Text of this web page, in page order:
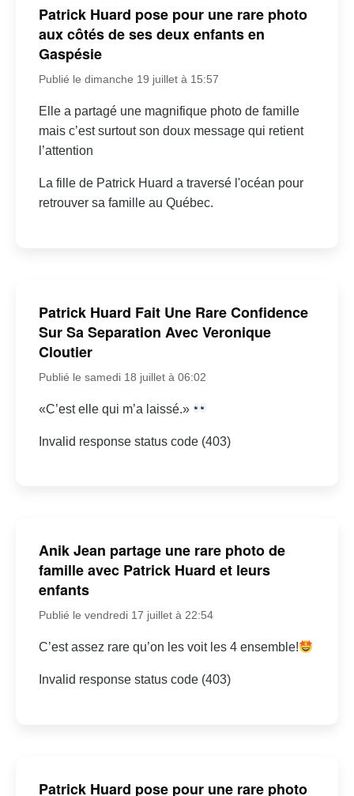
Patrick Huard pose pour une rare photo
aux côtés de ses deux enfants en
Gaspésie
Publié le dimanche 19 juillet à 15:57
Elle a partagé une magnifique photo de famille
mais c’est surtout son doux message qui retient
l’attention
La fille de Patrick Huard a traversé l'océan pour
retrouver sa famille au Québec.
Patrick Huard Fait Une Rare Confidence
Sur Sa Separation Avec Veronique
Cloutier
Publié le samedi 18 juillet à 06:02
«C’est elle qui m’a laissé.»
Invalid response status code (403)
Anik Jean partage une rare photo de
famille avec Patrick Huard et leurs
enfants
Publié le vendredi 17 juillet à 22:54
C’est assez rare qu’on les voit les 4 ensemble!
Invalid response status code (403)
Patrick Huard pose pour une rare photo